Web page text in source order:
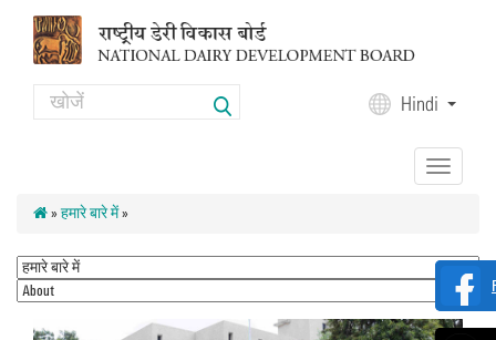
Search Hindi
Toggle
navigation
» हमारे बारे में»